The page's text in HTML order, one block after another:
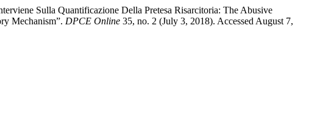
Sulla Quantificazione Della Pretesa Risarcitoria: The Abusive
Mechanism”. DPCE Online 35, no. 2 (July 3, 2018). Accessed August 7,